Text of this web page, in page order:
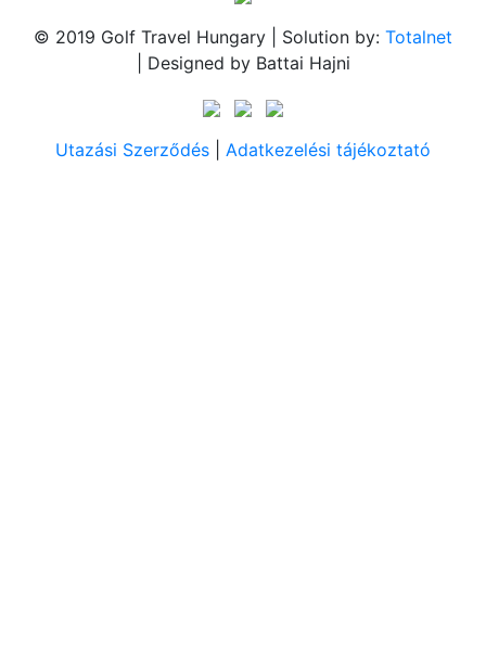
© 2019 Golf Travel Hungary | Solution by: Totalnet
| Designed by Battai Hajni
Utazási Szerződés Adatkezelési tájékoztató